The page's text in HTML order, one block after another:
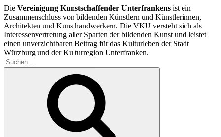
Die Vereinigung Kunstschaffender Unterfrankens ist ein
Zusammenschluss von bildenden Künstlern und Künstlerinnen,
Architekten und Kunsthandwerkern. Die VKU versteht sich als
Interessenvertretung aller Sparten der bildenden Kunst und leistet
einen unverzichtbaren Beitrag für das Kulturleben der Stadt
Würzburg und der Kulturregion Unterfranken.
Suchen
nach: